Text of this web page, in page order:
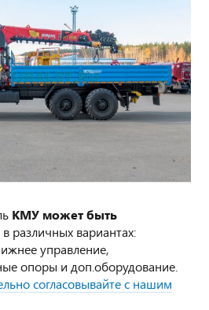
КМУ может быть
в различных вариантах:
управление,
опоры и доп.оборудование.
согласовывайте с нашим